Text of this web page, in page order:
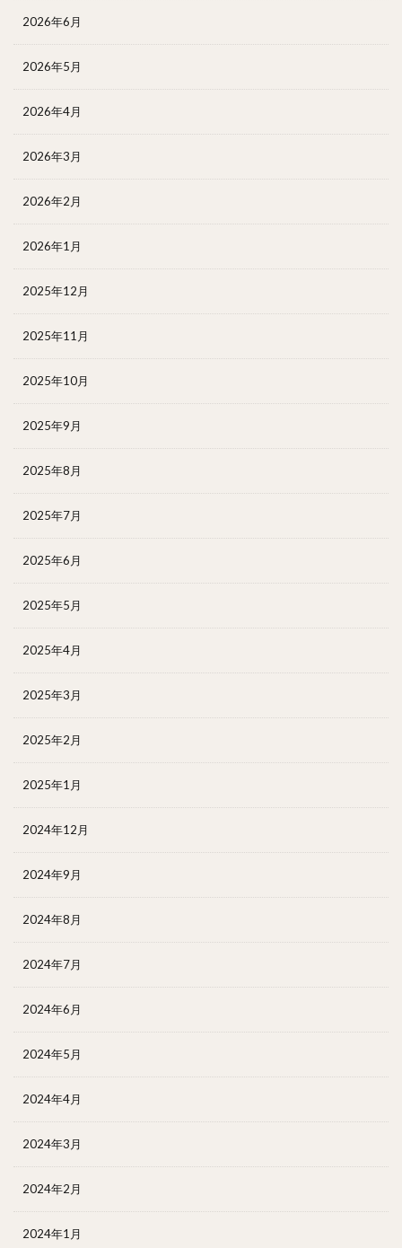
2026年6月
2026年5月
2026年4月
2026年3月
2026年2月
2026年1月
2025年12月
2025年11月
2025年10月
2025年9月
2025年8月
2025年7月
2025年6月
2025年5月
2025年4月
2025年3月
2025年2月
2025年1月
2024年12月
2024年9月
2024年8月
2024年7月
2024年6月
2024年5月
2024年4月
2024年3月
2024年2月
2024年1月